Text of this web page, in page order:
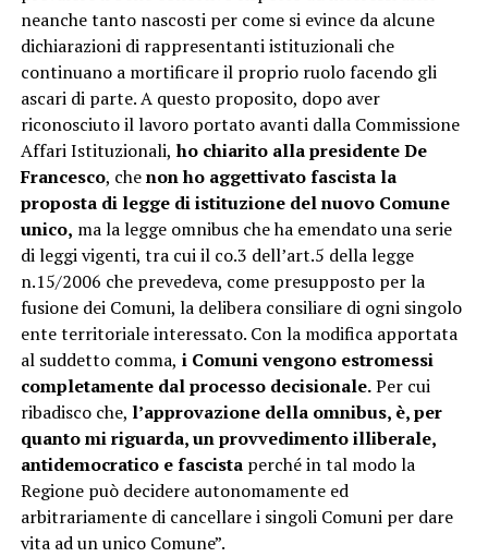
neanche tanto nascosti per come si evince da alcune
dichiarazioni di rappresentanti istituzionali che
continuano a mortificare il proprio ruolo facendo gli
ascari di parte. A questo proposito, dopo aver
riconosciuto il lavoro portato avanti dalla Commissione
Affari Istituzionali, ho chiarito alla presidente De
Francesco, chenon ho aggettivato fascista la
proposta di legge di istituzione del nuovo Comune
unico, ma la legge omnibus che ha emendato una serie
di leggi vigenti, tra cui il co.3 dell’art.5 della legge
n.15/2006 che prevedeva, come presupposto per la
fusione dei Comuni, la delibera consiliare di ogni singolo
ente territoriale interessato. Con la modifica apportata
al suddetto comma, i Comuni vengono estromessi
completamente dal processo decisionale.Per cui
ribadisco che, l’approvazione della omnibus, è, per
quanto mi riguarda, un provvedimento illiberale,
antidemocratico e fascistaperché in tal modo la
Regione può decidere autonomamente ed
arbitrariamente di cancellare i singoli Comuni per dare
vita ad un unico Comune”.